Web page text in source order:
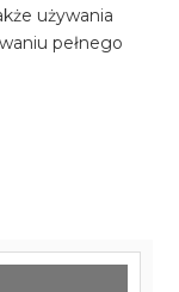
używania
pełnego